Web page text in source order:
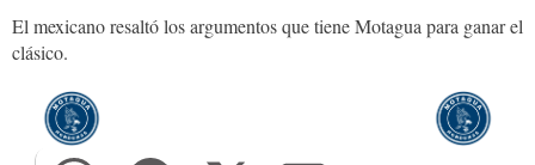
El mexicano resaltó los argumentos que tiene Motagua para ganar el
clásico.